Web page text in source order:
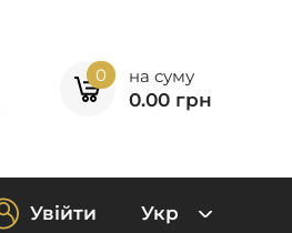
0 на суму
0.00 грн
Увійти Укр